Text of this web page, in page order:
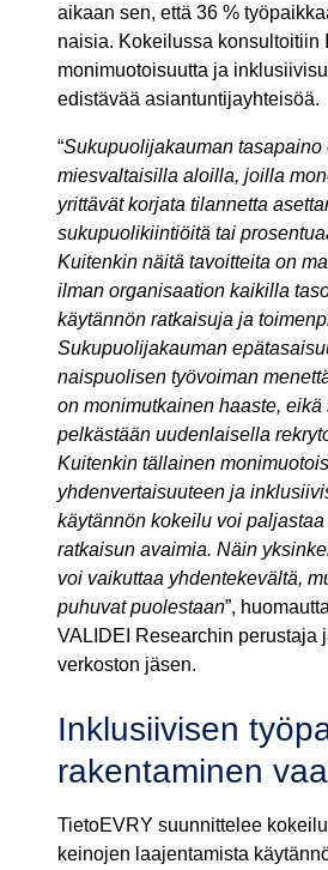
aikaan sen, että 36 %
naisia. Kokeilussa konsultoitiin
monimuotoisuutta ja
edistävää asiantuntijayhteisöä.
“Sukupuolijakauman tasapaino
miesvaltaisilla aloilla, joilla
yrittävät korjata tilannetta
sukupuolikiintiöitä tai
Kuitenkin näitä tavoitteita on
ilman organisaation kaikilla
käytännön ratkaisuja ja
Sukupuolijakauman
naispuolisen työvoiman
on monimutkainen haaste, eikä
pelkästään uudenlaisella
Kuitenkin tällainen
yhdenvertaisuuteen ja
käytännön kokeilu voi
ratkaisun avaimia. Näin
voi vaikuttaa yhdentekevältä,
puhuvat puolestaan”,
VALIDEI Researchin perustaja
verkoston jäsen.
Inklusiivisen
rakentaminen
TietoEVRY suunnittelee
keinojen laajentamista